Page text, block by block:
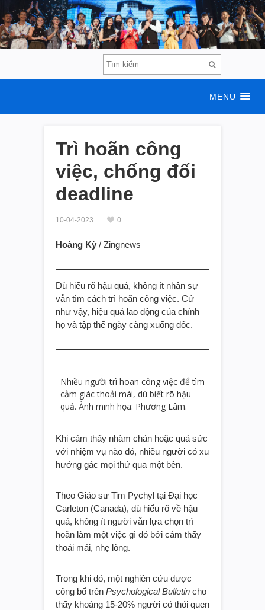
MENU
Trì hoãn công
việc, chống đối
deadline
10-04-2023 0
Hoàng Kỳ / Zingnews
Dù hiểu rõ hậu quả, không ít nhân sự
vẫn tìm cách trì hoãn công việc. Cứ
như vậy, hiệu quả lao động của chính
họ và tập thể ngày càng xuống dốc.
Nhiều người trì hoãn công việc để tìm
cảm giác thoải mái, dù biết rõ hậu
quả. Ảnh minh họa: Phương Lâm.
Khi cảm thấy nhàm chán hoặc quá sức
với nhiệm vụ nào đó, nhiều người có xu
hướng gác mọi thứ qua một bên.
Theo Giáo sư Tim Pychyl tại Đại học
Carleton (Canada), dù hiểu rõ về hậu
quả, không ít người vẫn lựa chọn trì
hoãn làm một việc gì đó bởi cảm thấy
thoải mái, nhẹ lòng.
Trong khi đó, một nghiên cứu được
công bố trên Psychological Bulletin cho
thấy khoảng 15-20% người có thói quen